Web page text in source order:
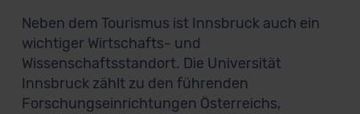
Neben dem Tourismus ist Innsbruck auch ein
wichtiger Wirtschafts- und
Wissenschaftsstandort. Die Universität
Innsbruck zählt zu den führenden
Forschungseinrichtungen Österreichs,